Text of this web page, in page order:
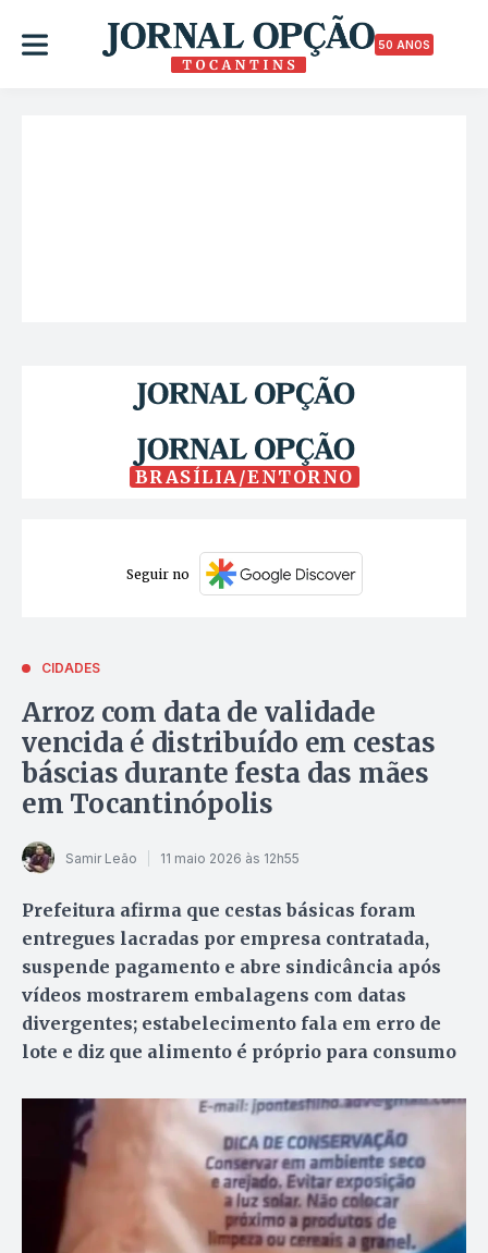
50 ANOS
BRASÍLIA/ENTORNO
Seguir no
CIDADES
Arroz com data de validade
vencida é distribuído em cestas
báscias durante festa das mães
em Tocantinópolis
Samir Leão 11 maio 2026 às 12h55
Prefeitura afirma que cestas básicas foram
entregues lacradas por empresa contratada,
suspende pagamento e abre sindicância após
vídeos mostrarem embalagens com datas
divergentes; estabelecimento fala em erro de
lote e diz que alimento é próprio para consumo